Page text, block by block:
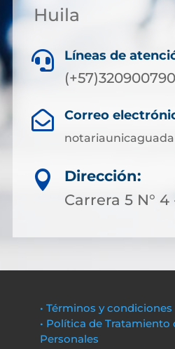
Huila
 Líneas de
 Correo

Dirección:
Carrera 5 N° 4
• Términos y condiciones
• Política de Tratamiento
Personales